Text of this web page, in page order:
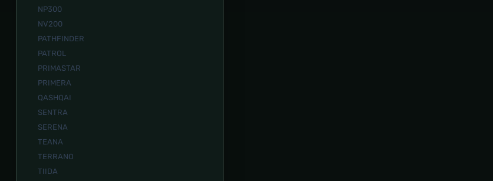
NP300
NV200
PATHFINDER
PATROL
PRIMASTAR
PRIMERA
QASHQAI
SENTRA
SERENA
TEANA
TERRANO
TIIDA